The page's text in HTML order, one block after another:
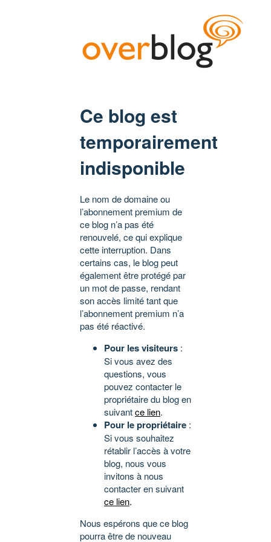
Ce blog est
temporairement
indisponible
Le nom de domaine ou
l’abonnement premium de
ce blog n’a pas été
renouvelé, ce qui explique
cette interruption. Dans
certains cas, le blog peut
également être protégé par
un mot de passe, rendant
son accès limité tant que
l’abonnement premium n’a
pas été réactivé.
Pour les visiteurs :
Si vous avez des
questions, vous
pouvez contacter le
propriétaire du blog en
suivantce lien.
Pour le propriétaire :
Si vous souhaitez
rétablir l’accès à votre
blog, nous vous
invitons à nous
contacter en suivant
ce lien.
Nous espérons que ce blog
pourra être de nouveau